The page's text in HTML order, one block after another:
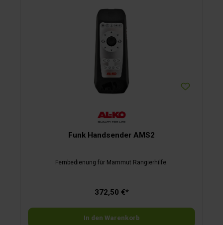
Funk Handsender AMS2
Fernbedienung für Mammut Rangierhilfe.
372,50 €*
In den Warenkorb